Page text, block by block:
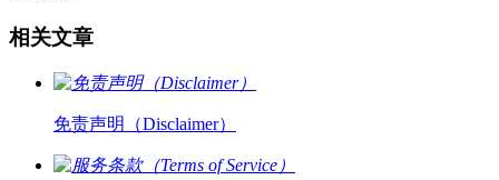
相关文章
免责声明（Disclaimer）